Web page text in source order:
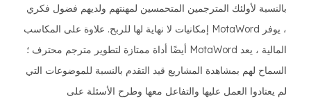
بالنسبة لأولئك المترجمين المتحمسين لمهنتهم ولديهم فضول فكري
، يوفر MotaWord إمكانيات لا نهاية لها للربح. علاوة على المكاسب
المالية ، يعد MotaWord أيضًا أداة ممتازة لتطوير مترجم محترف ؛
السماح لهم بمشاهدة المشاريع قيد التقدم بالنسبة للموضوعات التي
لم يعتادوا العمل عليها والتفاعل معها وطرح الأسئلة على